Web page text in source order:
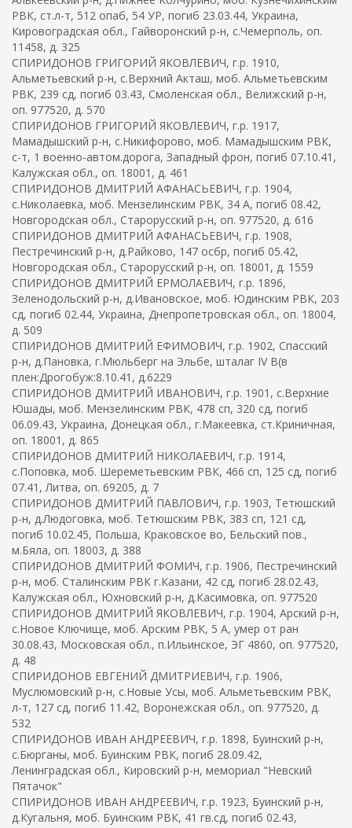
РВК, ст.л-т, 512 опаб, 54 УР, погиб 23.03.44, Украина,
Кировоградская обл., Гайворонский р-н, с.Чемерполь, оп.
11458, д. 325
СПИРИДОНОВ ГРИГОРИЙ ЯКОВЛЕВИЧ, г.р. 1910,
Альметьевский р-н, с.Верхний Акташ, моб. Альметьевским
РВК, 239 сд, погиб 03.43, Смоленская обл., Велижский р-н,
оп. 977520, д. 570
СПИРИДОНОВ ГРИГОРИЙ ЯКОВЛЕВИЧ, г.р. 1917,
Мамадышский р-н, с.Никифорово, моб. Мамадышским РВК,
с-т, 1 военно-автом.дорога, Западный фрон, погиб 07.10.41,
Калужская обл., оп. 18001, д. 461
СПИРИДОНОВ ДМИТРИЙ АФАНАСЬЕВИЧ, г.р. 1904,
с.Николаевка, моб. Мензелинским РВК, 34 А, погиб 08.42,
Новгородская обл., Старорусский р-н, оп. 977520, д. 616
СПИРИДОНОВ ДМИТРИЙ АФАНАСЬЕВИЧ, г.р. 1908,
Пестречинский р-н, д.Райково, 147 осбр, погиб 05.42,
Новгородская обл., Старорусский р-н, оп. 18001, д. 1559
СПИРИДОНОВ ДМИТРИЙ ЕРМОЛАЕВИЧ, г.р. 1896,
Зеленодольский р-н, д.Ивановское, моб. Юдинским РВК, 203
сд, погиб 02.44, Украина, Днепропетровская обл., оп. 18004,
д. 509
СПИРИДОНОВ ДМИТРИЙ ЕФИМОВИЧ, г.р. 1902, Спасский
р-н, д.Пановка, г.Мюльберг на Эльбе, шталаг IV B(в
плен:Дрогобуж:8.10.41, д.6229
СПИРИДОНОВ ДМИТРИЙ ИВАНОВИЧ, г.р. 1901, с.Верхние
Юшады, моб. Мензелинским РВК, 478 сп, 320 сд, погиб
06.09.43, Украина, Донецкая обл., г.Макеевка, ст.Криничная,
оп. 18001, д. 865
СПИРИДОНОВ ДМИТРИЙ НИКОЛАЕВИЧ, г.р. 1914,
с.Поповка, моб. Шереметьевским РВК, 466 сп, 125 сд, погиб
07.41, Литва, оп. 69205, д. 7
СПИРИДОНОВ ДМИТРИЙ ПАВЛОВИЧ, г.р. 1903, Тетюшский
р-н, д.Людоговка, моб. Тетюшским РВК, 383 сп, 121 сд,
погиб 10.02.45, Польша, Краковское во, Бельский пов.,
м.Бяла, оп. 18003, д. 388
СПИРИДОНОВ ДМИТРИЙ ФОМИЧ, г.р. 1906, Пестречинский
р-н, моб. Сталинским РВК г.Казани, 42 сд, погиб 28.02.43,
Калужская обл., Юхновский р-н, д.Касимовка, оп. 977520
СПИРИДОНОВ ДМИТРИЙ ЯКОВЛЕВИЧ, г.р. 1904, Арский р-н,
с.Новое Ключище, моб. Арским РВК, 5 А, умер от ран
30.08.43, Московская обл., п.Ильинское, ЭГ 4860, оп. 977520,
д. 48
СПИРИДОНОВ ЕВГЕНИЙ ДМИТРИЕВИЧ, г.р. 1906,
Муслюмовский р-н, с.Новые Усы, моб. Альметьевским РВК,
л-т, 127 сд, погиб 11.42, Воронежская обл., оп. 977520, д.
532
СПИРИДОНОВ ИВАН АНДРЕЕВИЧ, г.р. 1898, Буинский р-н,
с.Бюрганы, моб. Буинским РВК, погиб 28.09.42,
Ленинградская обл., Кировский р-н, мемориал "Невский
Пятачок"
СПИРИДОНОВ ИВАН АНДРЕЕВИЧ, г.р. 1923, Буинский р-н,
д.Кугальня, моб. Буинским РВК, 41 гв.сд, погиб 02.43,